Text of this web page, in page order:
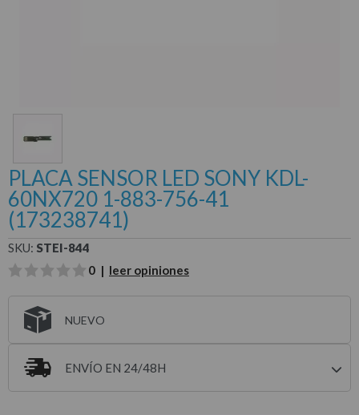
PLACA SENSOR LED SONY KDL-
60NX720 1-883-756-41
(173238741)
SKU: STEI-844
0 | leer opiniones
NUEVO
ENVÍO EN 24/48H